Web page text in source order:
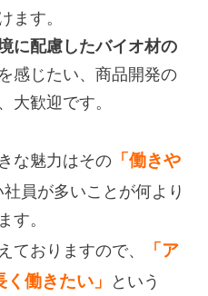
ます。
に配慮したバイオ材の
感じたい、商品開発の
大歓迎です。
な魅力はその「働きや
員が多いことが何より
す。
ておりますので、
「ア
働きたい」
という